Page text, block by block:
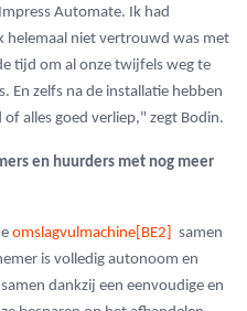
Automate. Ik had
helemaal niet vertrouwd was met
tijd om al onze twijfels weg te
En zelfs na de installatie hebben
alles goed verliep," zegt Bodin.
en huurders met nog meer
omslagvulmachine [BE2]
samen
is volledig autonoom en
dankzij een eenvoudige en